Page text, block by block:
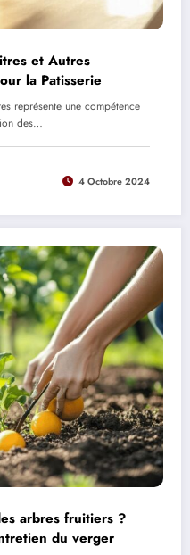
et Autres
la Patisserie
représente une compétence
des…
4 Octobre 2024
arbres fruitiers ?
du verger